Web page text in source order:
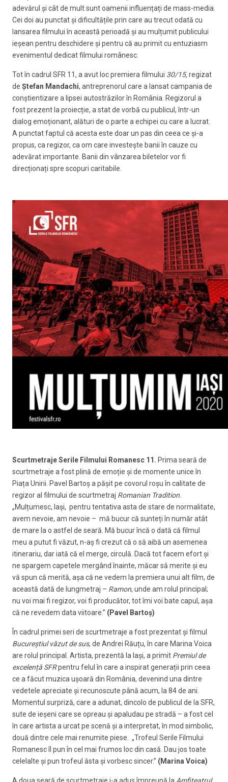
adevărul și cât de mult sunt oamenii influențați de mass-media.
Cei doi au punctat și dificultățile prin care au trecut odată cu
lansarea filmului în această perioadă și au mulțumit publicului
ieșean pentru deschidere și pentru că au primit cu entuziasm
evenimentul dedicat filmului românesc.
Tot în cadrul SFR 11, a avut loc premiera filmului 30/15,regizat
de Ștefan Mandachi, antreprenorul care a lansat campania de
conștientizare a lipsei autostrăzilor în România. Regizorul a
fost prezent la proiecție, a stat de vorbă cu publicul, într-un
dialog emoționant, alături de o parte a echipei cu care a lucrat.
A punctat faptul că acesta este doar un pas din ceea ce și-a
propus, ca regizor, ca om care investește banii în cauze cu
adevărat importante. Banii din vânzarea biletelor vor fi
direcționați spre scopuri caritabile.
Scurtmetraje Serile Filmului Romanesc 11. Prima seară de
scurtmetraje a fost plină de emoție și de momente unice în
Piața Unirii. Pavel Bartoș a pășit pe covorul roșu în calitate de
regizor al filmului de scurtmetraj Romanian Tradition.
„Mulțumesc, Iași, pentru tentativa asta de stare de normalitate,
avem nevoie, am nevoie – mă bucur că sunteți în număr atât
de mare la o astfel de seară. Mă bucur încă o dată că filmul
meu a putut fi văzut, n-aș fi crezut că o să aibă un asemenea
itinerariu, dar iată că el merge, circulă. Dacă tot facem efort și
ne spargem capetele mergând înainte, măcar să merite și eu
vă spun că merită, așa că ne vedem la premiera unui alt film, de
această dată de lungmetraj – Ramon, unde am rolul principal;
nu voi mai fi regizor, voi fi producător, tot îmi voi bate capul, așa
că ne revedem data viitoare.” (Pavel Bartoș)
În cadrul primei seri de scurtmetraje a fost prezentat și filmul
Bucureștiul văzut de sus, de Andrei Răuțu, în care Marina Voica
are rolul principal. Artista, prezentă la Iași, a primit Premiul de
excelență SFRpentru felul în care a inspirat generații prin ceea
ce a făcut muzica ușoară din România, devenind una dintre
vedetele apreciate și recunoscute până acum, la 84 de ani.
Momentul surpriză, care a adunat, dincolo de publicul de la SFR,
sute de ieșeni care se opreau și apaludau pe stradă – a fost cel
în care artista a urcat pe scenă și a interpretat, în mod simbolic,
două dintre cele mai renumite piese. „Trofeul Serile Filmului
Romanesc îl pun în cel mai frumos loc din casă. Dau jos toate
celelalte și pun trofeul ăsta și vorbesc sincer.” (Marina Voica)